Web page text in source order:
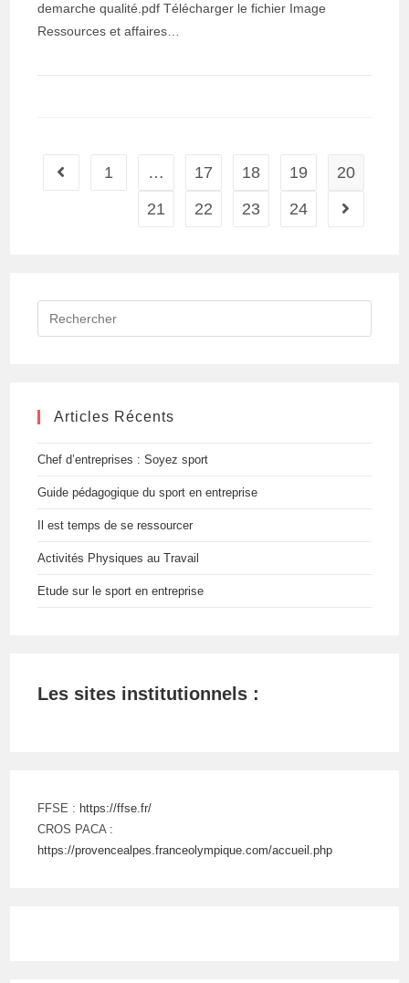
demarche qualité.pdf Télécharger le fichier Image
Ressources et affaires…
Go to the previous page
1 … 17 18 19
20
21
22 23 24 Aller à la
sur
Articles Récents
Chef d’entreprises : Soyez sport
Guide pédagogique du sport en entreprise
Il est temps de se ressourcer
Activités Physiques au Travail
Etude sur le sport en entreprise
Les sites institutionnels :
FFSE : https://ffse.fr/
CROS PACA :
https://provencealpes.franceolympique.com/accueil.php